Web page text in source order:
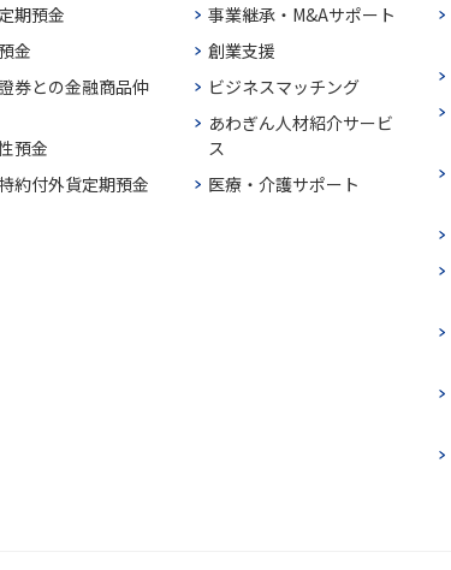
期預金
金
券との金融商品仲
預金
約付外貨定期預金
事業継承・M&Aサポート
創業支援
ビジネスマッチング
あわぎん人材紹介サービ
ス
医療・介護サポート